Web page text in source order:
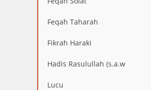
Feqah Taharah
Fikrah Haraki
Hadis Rasulullah (s.a.w
Lucu